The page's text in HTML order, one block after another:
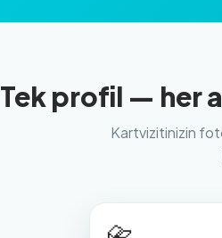
Tek profil — her
Kartvizitinizin